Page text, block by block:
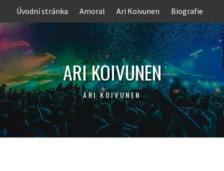
content
Úvodní stránka Amoral Ari Koivunen Biografie
ARI KOIVUNEN
ARI KOIVUNEN